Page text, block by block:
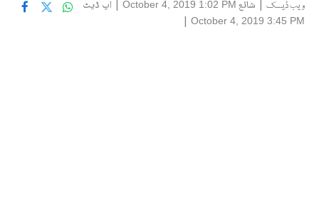
ویب ڈیسک | شائع October 4, 2019 1:02 PM
| اپ ڈیٹ
October 4, 2019 3:45 PM
|